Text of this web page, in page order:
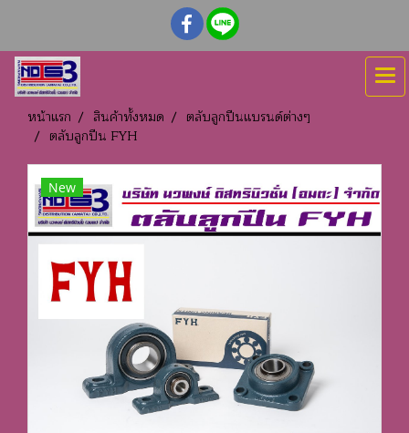
หน้าแรก สินค้าทั้งหมด
ตลับลูกปืนแบรนด์ต่างๆ
ตลับลูกปืน FYH
New